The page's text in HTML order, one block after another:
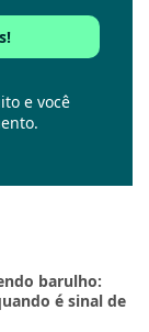
e você
barulho:
é sinal de